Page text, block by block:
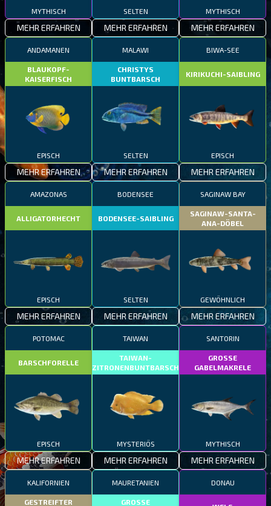
MYTHISCH
MEHR ERFAHREN
SELTEN
MEHR ERFAHREN
MYTHISCH
MEHR ERFAHREN
ANDAMANEN
BLAUKOPF-
KAISERFISCH
EPISCH
MEHR ERFAHREN
MALAWI
CHRISTYS
BUNTBARSCH
SELTEN
MEHR ERFAHREN
BIWA-SEE
KIRIKUCHI-SAIBLING
EPISCH
MEHR ERFAHREN
AMAZONAS
ALLIGATORHECHT
EPISCH
MEHR ERFAHREN
BODENSEE
BODENSEE-SAIBLING
SELTEN
MEHR ERFAHREN
SAGINAW BAY
SAGINAW-SANTA-
ANA-DÖBEL
GEWÖHNLICH
MEHR ERFAHREN
POTOMAC
BARSCHFORELLE
EPISCH
MEHR ERFAHREN
TAIWAN
TAIWAN-
ZITRONENBUNTBARSCH
MYSTERIÖS
MEHR ERFAHREN
SANTORIN
GROSSE
GABELMAKRELE
MYTHISCH
MEHR ERFAHREN
KALIFORNIEN
GESTREIFTER
MAURETANIEN
GROSSE
DONAU